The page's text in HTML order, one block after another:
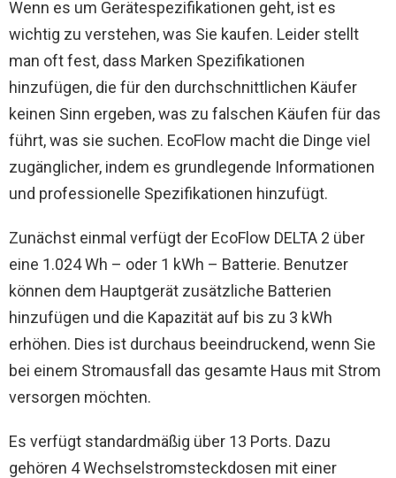
Wenn es um Gerätespezifikationen geht, ist es
wichtig zu verstehen, was Sie kaufen. Leider stellt
man oft fest, dass Marken Spezifikationen
hinzufügen, die für den durchschnittlichen Käufer
keinen Sinn ergeben, was zu falschen Käufen für das
führt, was sie suchen. EcoFlow macht die Dinge viel
zugänglicher, indem es grundlegende Informationen
und professionelle Spezifikationen hinzufügt.
Zunächst einmal verfügt der EcoFlow DELTA 2 über
eine 1.024 Wh – oder 1 kWh – Batterie. Benutzer
können dem Hauptgerät zusätzliche Batterien
hinzufügen und die Kapazität auf bis zu 3 kWh
erhöhen. Dies ist durchaus beeindruckend, wenn Sie
bei einem Stromausfall das gesamte Haus mit Strom
versorgen möchten.
Es verfügt standardmäßig über 13 Ports. Dazu
gehören 4 Wechselstromsteckdosen mit einer